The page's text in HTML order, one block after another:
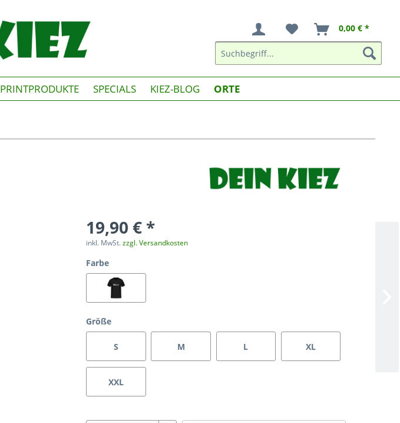
0,00 € *
PRINTPRODUKTE SPECIALS KIEZ-BLOG ORTE
19,90 € *
inkl. MwSt.zzgl. Versandkosten
Farbe
Größe
S M L XL
XXL